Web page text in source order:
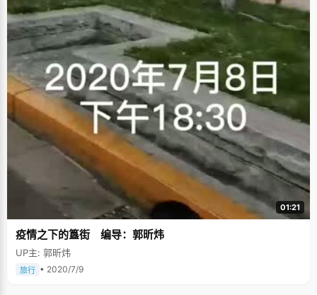
01:21
疫情之下的簋街 编导：郭昕炜
UP主: 郭昕炜
旅行 • 2020/7/9